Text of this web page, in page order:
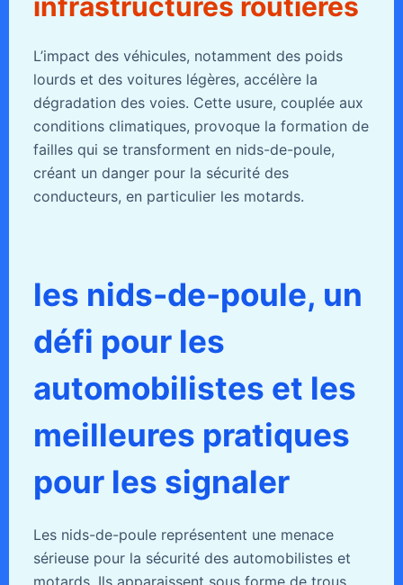
L’impact des véhicules, notamment des poids
lourds et des voitures légères, accélère la
dégradation des voies. Cette usure, couplée aux
conditions climatiques, provoque la formation de
failles qui se transforment en nids-de-poule,
créant un danger pour la sécurité des
conducteurs, en particulier les motards.
les nids-de-poule, un
défi pour les
automobilistes et les
meilleures pratiques
pour les signaler
Les nids-de-poule représentent une menace
sérieuse pour la sécurité des automobilistes et